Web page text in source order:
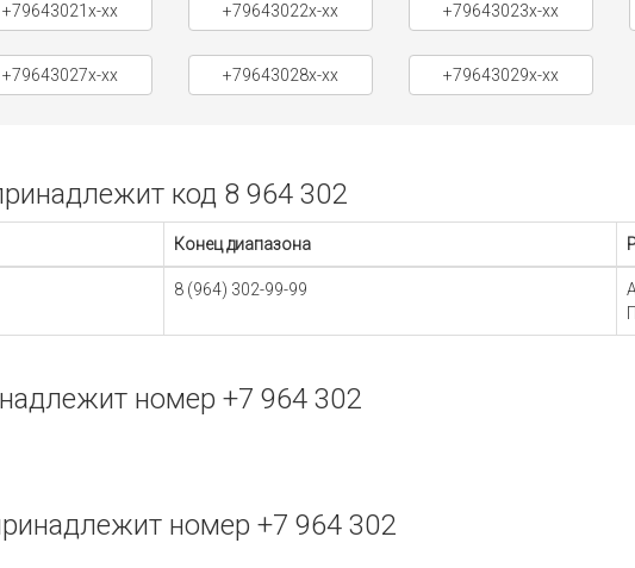
+79643021x-xx +79643022x-xx +79643023x-xx
+79643027x-xx +79643028x-xx +79643029x-xx
код 8 964 302
Конец диапазона
8 (964) 302-99-99
номер +7 964 302
номер +7 964 302